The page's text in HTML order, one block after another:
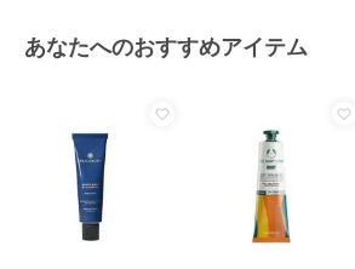
あなたへのおすすめアイテム